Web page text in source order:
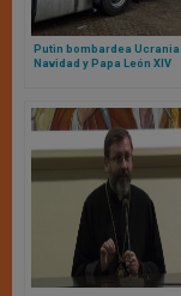
Putin bombardea Ucrania
Navidad y Papa León XIV
envió